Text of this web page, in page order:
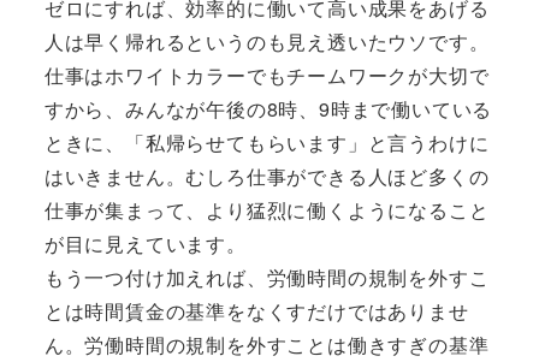
ゼロにすれば、効率的に働いて高い成果をあげる
人は早く帰れるというのも見え透いたウソです。
仕事はホワイトカラーでもチームワークが大切で
すから、みんなが午後の8時、9時まで働いている
ときに、「私帰らせてもらいます」と言うわけに
はいきません。むしろ仕事ができる人ほど多くの
仕事が集まって、より猛烈に働くようになること
が目に見えています。
もう一つ付け加えれば、労働時間の規制を外すこ
とは時間賃金の基準をなくすだけではありませ
ん。労働時間の規制を外すことは働きすぎの基準